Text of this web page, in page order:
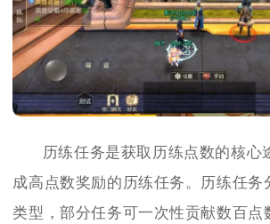
历练任务是获取历练点数的核心
成高点数奖励的历练任务。历练任务
类型，部分任务可一次性贡献数百点